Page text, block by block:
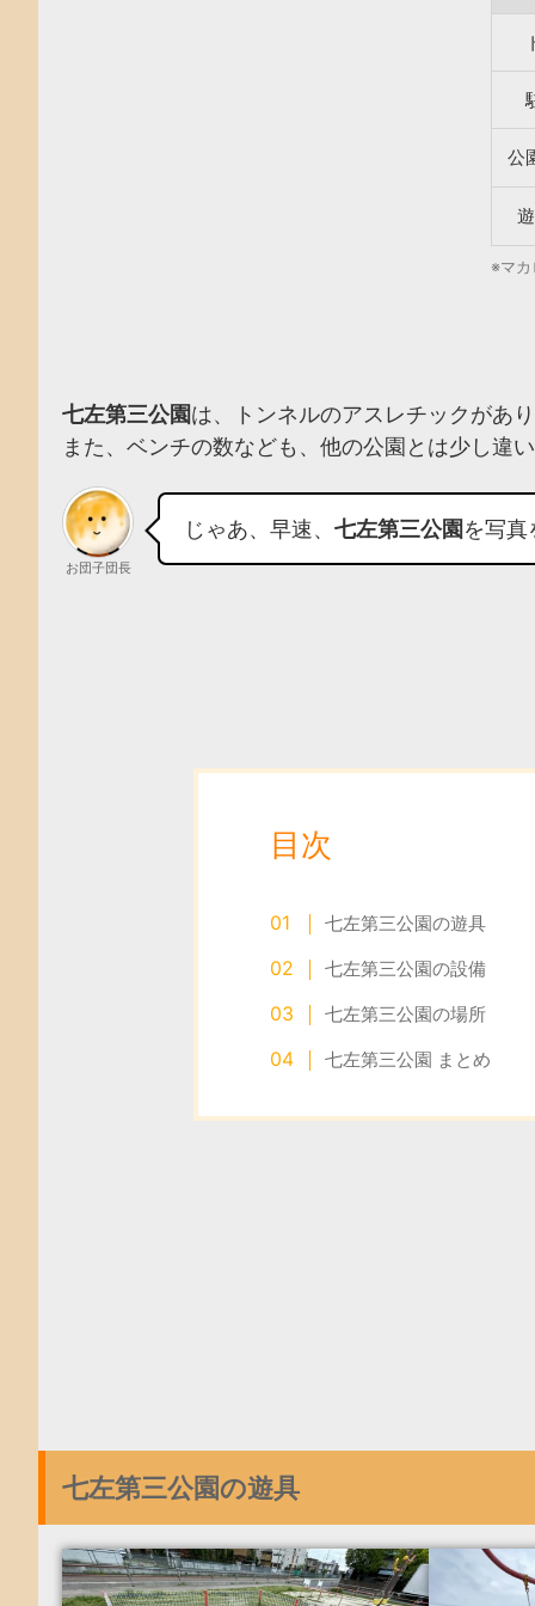
公
※マカ
七左第三公園は、トンネルのアスレチックがあ
また、ベンチの数なども、他の公園とは少し違
お団子団長
じゃあ、早速、 七左第三公園を写
目次
七左第三公園の遊具
七左第三公園の設備
七左第三公園の場所
七左第三公園 まとめ
七左第三公園の遊具